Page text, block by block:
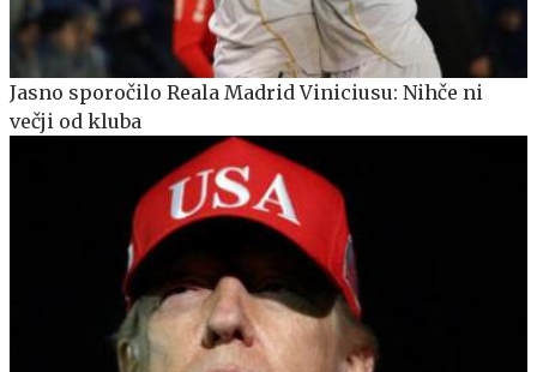
Jasno sporočilo Reala Madrid Viniciusu: Nihče ni
večji od kluba